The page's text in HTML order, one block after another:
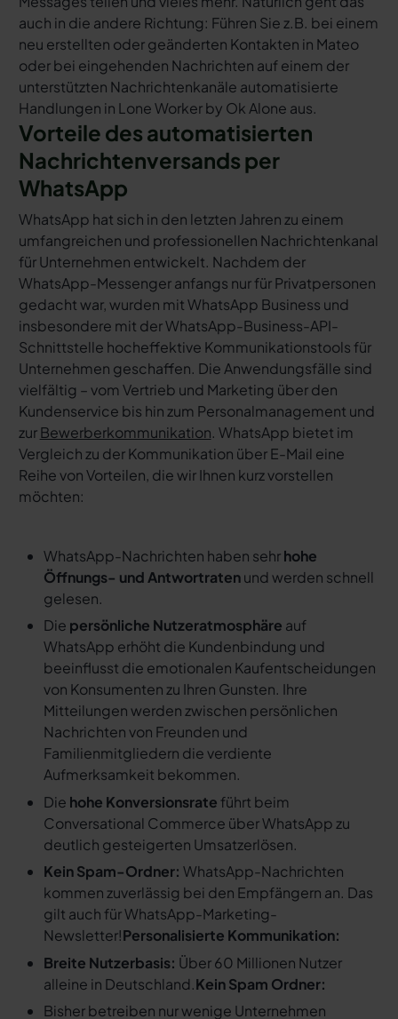
auch in die andere Richtung: Führen Sie z.B. bei einem
neu erstellten oder geänderten Kontakten in Mateo
oder bei eingehenden Nachrichten auf einem der
unterstützten Nachrichtenkanäle automatisierte
Handlungen in Lone Worker by Ok Alone aus.
Vorteile des automatisierten
Nachrichtenversands per
WhatsApp
WhatsApp hat sich in den letzten Jahren zu einem
umfangreichen und professionellen Nachrichtenkanal
für Unternehmen entwickelt. Nachdem der
WhatsApp-Messenger anfangs nur für Privatpersonen
gedacht war, wurden mit WhatsApp Business und
insbesondere mit der WhatsApp-Business-API-
Schnittstelle hocheffektive Kommunikationstools für
Unternehmen geschaffen. Die Anwendungsfälle sind
vielfältig – vom Vertrieb und Marketing über den
Kundenservice bis hin zum Personalmanagement und
zurBewerberkommunikation. WhatsApp bietet im
Vergleich zu der Kommunikation über E-Mail eine
Reihe von Vorteilen, die wir Ihnen kurz vorstellen
möchten:
WhatsApp-Nachrichten haben sehrhohe
Öffnungs- und Antwortratenund werden schnell
gelesen.
Die persönliche Nutzeratmosphäre auf
WhatsApp erhöht die Kundenbindung und
beeinflusst die emotionalen Kaufentscheidungen
von Konsumenten zu Ihren Gunsten. Ihre
Mitteilungen werden zwischen persönlichen
Nachrichten von Freunden und
Familienmitgliedern die verdiente
Aufmerksamkeit bekommen.
Die hohe Konversionsrate führt beim
Conversational Commerce über WhatsApp zu
deutlich gesteigerten Umsatzerlösen.
Kein Spam-Ordner: WhatsApp-Nachrichten
kommen zuverlässig bei den Empfängern an. Das
gilt auch für WhatsApp-Marketing-
Newsletter!Personalisierte Kommunikation:
Breite Nutzerbasis: Über 60 Millionen Nutzer
alleine in Deutschland.Kein Spam Ordner:
Bisher betreiben nur wenige Unternehmen